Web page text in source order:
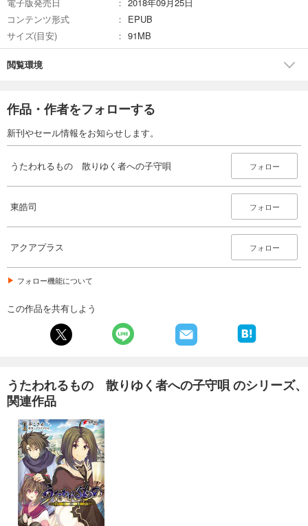
コンテンツ形式
EPUB
サイズ(目安)
91MB
閲覧環境
作品・作者をフォローする
新刊やセール情報をお知らせします。
うたわれるもの 散りゆく者への子守唄 フォロー
東皓司 フォロー
アクアプラス フォロー
フォロー機能について
この作品を共有しよう
うたわれるもの 散りゆく者への子守唄 のシリーズ、
関連作品